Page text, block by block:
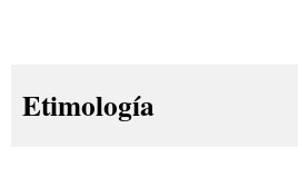
Etimología